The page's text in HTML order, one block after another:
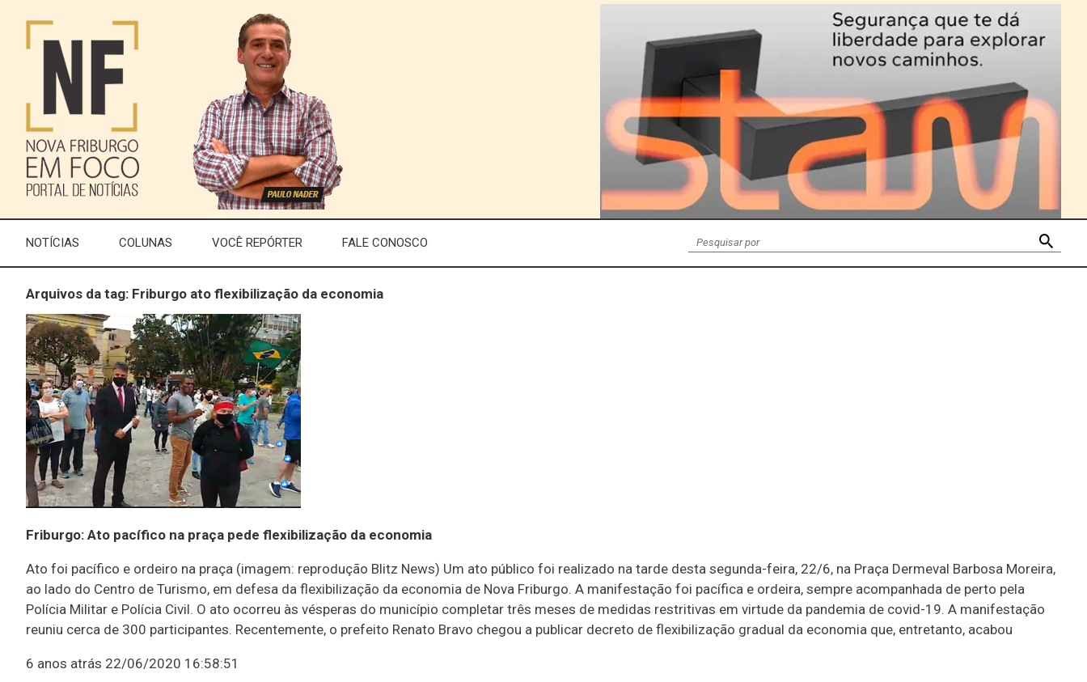
NOTÍCIAS COLUNAS VOCÊ REPÓRTER FALE CONOSCO
Arquivos da tag: Friburgo ato flexibilização da economia
Friburgo: Ato pacífico na praça pede flexibilização da economia
Ato foi pacífico e ordeiro na praça (imagem: reprodução Blitz News) Um ato público foi realizado na tarde desta segunda-feira, 22/6, na Praça Dermeval Barbosa Moreira,
ao lado do Centro de Turismo, em defesa da flexibilização da economia de Nova Friburgo. A manifestação foi pacífica e ordeira, sempre acompanhada de perto pela
Polícia Militar e Polícia Civil. O ato ocorreu às vésperas do município completar três meses de medidas restritivas em virtude da pandemia de covid-19. A manifestação
reuniu cerca de 300 participantes. Recentemente, o prefeito Renato Bravo chegou a publicar decreto de flexibilização gradual da economia que, entretanto, acabou
6 anos atrás 22/06/2020 16:58:51